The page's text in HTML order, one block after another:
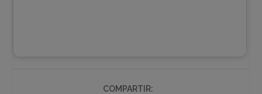
COMPARTIR: